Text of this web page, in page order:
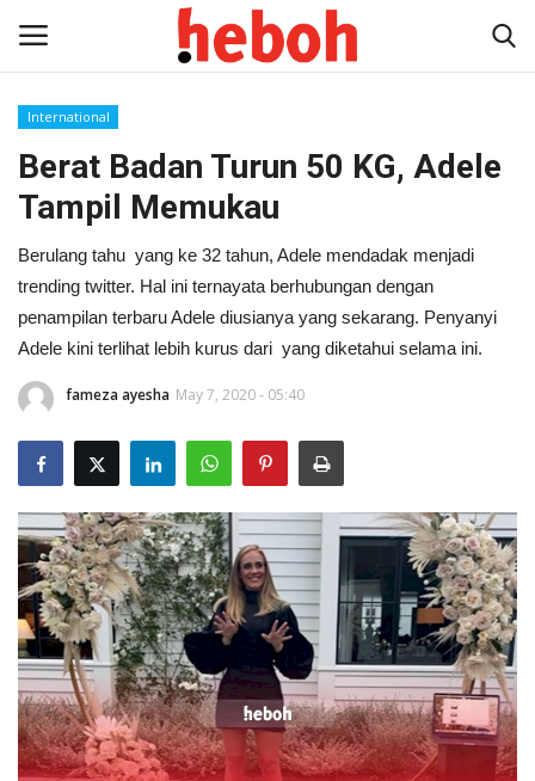
Home
Entertainment
Lifestyle
Video
News
International
Berat Badan Turun 50 KG, Adele
Tampil Memukau
Berulang tahu yang ke 32 tahun, Adele mendadak menjadi
trending twitter. Hal ini ternayata berhubungan dengan
penampilan terbaru Adele diusianya yang sekarang. Penyanyi
Adele kini terlihat lebih kurus dari yang diketahui selama ini.
fameza ayesha May 7, 2020 - 05:40